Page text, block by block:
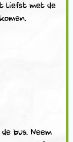
liefst met de
bus. Neem